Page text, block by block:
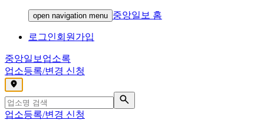
open navigation menu 중앙일보 홈
로그인회원가입
중앙일보 업소록
업소등록/변경 신청
,
업소등록/변경 신청